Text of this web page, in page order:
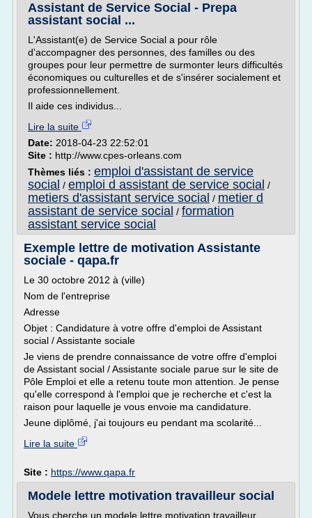
Assistant de Service Social - Prepa
assistant social ...
L'Assistant(e) de Service Social a pour rôle
d'accompagner des personnes, des familles ou des
groupes pour leur permettre de surmonter leurs difficultés
économiques ou culturelles et de s'insérer socialement et
professionnellement.
Il aide ces individus...
Lire la suite
Date: 2018-04-23 22:52:01
Site : http://www.cpes-orleans.com
Thèmes liés : emploi d'assistant de service
social / emploi d assistant de service social /
metiers d'assistant service social / metier d
assistant de service social / formation
assistant service social
Exemple lettre de motivation Assistante
sociale - qapa.fr
Le 30 octobre 2012 à (ville)
Nom de l'entreprise
Adresse
Objet : Candidature à votre offre d'emploi de Assistant
social / Assistante sociale
Je viens de prendre connaissance de votre offre d'emploi
de Assistant social / Assistante sociale parue sur le site de
Pôle Emploi et elle a retenu toute mon attention. Je pense
qu'elle correspond à l'emploi que je recherche et c'est la
raison pour laquelle je vous envoie ma candidature.
Jeune diplômé, j'ai toujours eu pendant ma scolarité...
Lire la suite
Site : https://www.qapa.fr
Modele lettre motivation travailleur social
Vous cherche un modele lettre motivation travailleur